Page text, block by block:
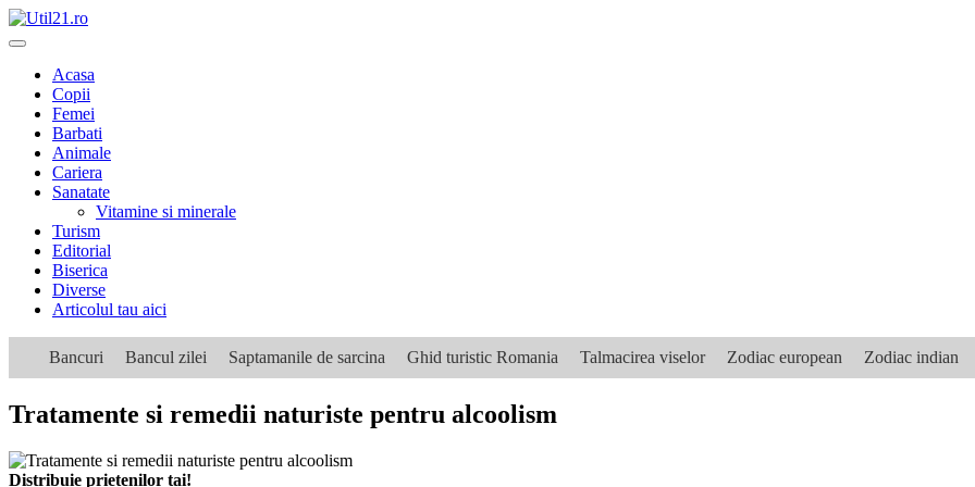
Skip
to
Acasa
Copii
Femei
Barbati
Animale
Cariera
Sanatate
Vitamine si minerale
Turism
Editorial
Biserica
Diverse
Articolul tau aici
Bancuri Bancul zilei Saptamanile de sarcina Ghid turistic Romania Talmacirea viselor Zodiac european Zodiac indian
Tratamente si remedii naturiste pentru alcoolism
Distribuie prietenilor tai!